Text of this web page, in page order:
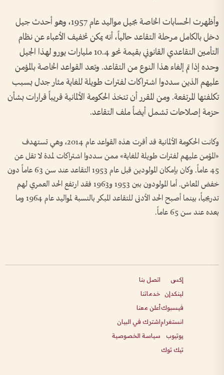
وأظهرت الحسابات الخاصة بجيل مواليد عام 1957، وهو أحدث جيل
دخل بالكامل مرحلة التقاعد حالياً، أنه يمكن تخفيف الأعباء عن نظام
التأمين التقاعدي القانوني بقيمة نحو 10.4 مليارات يورو لهذا الجيل
وحده إذا تم إلغاء هذا النوع من التقاعد. وتعد القواعد الخاصة بالمؤمن
عليهم الذين سددوا اشتراكات لفترات طويلة للغاية مثار جدل بسبب
تكلفتها المرتفعة. ومن المقرر أن تتخذ الحكومة الألمانية قريباً قرارات بشأن
حزمة إصلاحات تشمل أيضاً ملف التقاعد.
وكانت الحكومة الألمانية قد أقرت هذه القواعد عام 2014، وهي تستهدف
«المؤمن عليهم لفترات طويلة للغاية» ممن سددوا اشتراكات لمدة لا تقل عن
45 عاماً. وكان بإمكان المولودين قبل عام 1953 التقاعد عند سن 63 عاماً دون
خفض المعاش. أما المولودون بين 1953 و1963 فقد ارتفع الحد العمري لهم
تدريجياً، بينما أصبح الحد الأدنى للتقاعد المبكر بالنسبة لمواليد عام 1964 وما
بعده عند سن 65 عاماً.
إكس
لينكدإن
فيسبوك
انستغرام
يوتيوب
تيك توك
اتصل بنا
خدماتنا
أعلن معنا
اشترك في البيان
سياسة الخصوصية